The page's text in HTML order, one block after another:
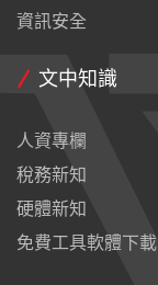
資訊安全
文中知識
人資專欄
稅務新知
硬體新知
免費工具軟體下載